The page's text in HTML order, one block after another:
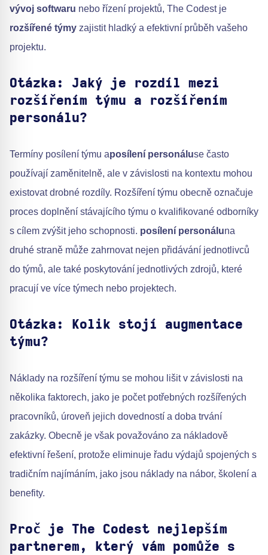
vývoj softwaru nebo řízení projektů, The Codest je
rozšířené týmy zajistit hladký a efektivní průběh vašeho
projektu.
Otázka: Jaký je rozdíl mezi
rozšířením týmu a rozšířením
personálu?
Termíny posílení týmu aposílení personáluse často
používají zaměnitelně, ale v závislosti na kontextu mohou
existovat drobné rozdíly. Rozšíření týmu obecně označuje
proces doplnění stávajícího týmu o kvalifikované odborníky
s cílem zvýšit jeho schopnosti. posílení personáluna
druhé straně může zahrnovat nejen přidávání jednotlivců
do týmů, ale také poskytování jednotlivých zdrojů, které
pracují ve více týmech nebo projektech.
Otázka: Kolik stojí augmentace
týmu?
Náklady na rozšíření týmu se mohou lišit v závislosti na
několika faktorech, jako je počet potřebných rozšířených
pracovníků, úroveň jejich dovedností a doba trvání
zakázky. Obecně je však považováno za nákladově
efektivní řešení, protože eliminuje řadu výdajů spojených s
tradičním najímáním, jako jsou náklady na nábor, školení a
benefity.
Proč je The Codest nejlepším
partnerem, který vám pomůže s